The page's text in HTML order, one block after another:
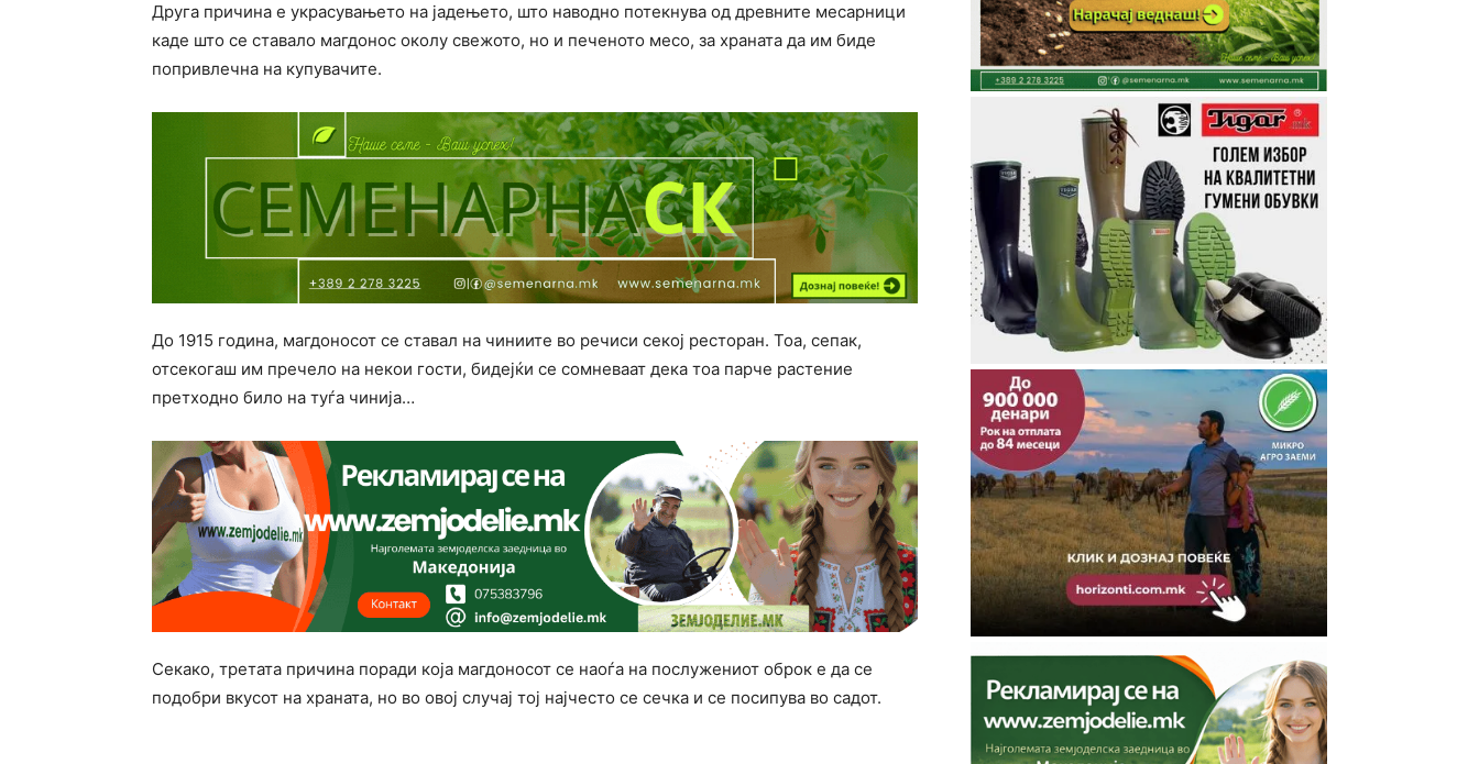
Друга причина е украсувањето на јадењето, што наводно потекнува од древните месарници
каде што се ставало магдонос околу свежото, но и печеното месо, за храната да им биде
попривлечна на купувачите.
До 1915 година, магдоносот се ставал на чиниите во речиси секој ресторан. Тоа, сепак,
отсекогаш им пречело на некои гости, бидејќи се сомневаат дека тоа парче растение
претходно било на туѓа чинија…
Секако, третата причина поради која магдоносот се наоѓа на послужениот оброк е да се
подобри вкусот на храната, но во овој случај тој најчесто се сечка и се посипува во садот.